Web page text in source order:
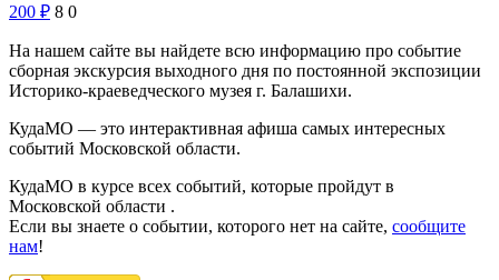
200 ₽ 8 0
На нашем сайте вы найдете всю информацию про событие
сборная экскурсия выходного дня по постоянной экспозиции
Историко-краеведческого музея г. Балашихи.
КудаМО — это интерактивная афиша самых интересных
событий Московской области.
КудаМО в курсе всех событий, которые пройдут в
Московской области .
Если вы знаете о событии, которого нет на сайте, сообщите
нам!